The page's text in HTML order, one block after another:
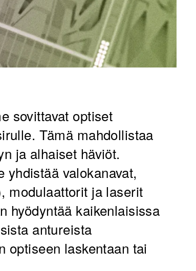
sovittavat optiset
Tämä mahdollistaa
ja alhaiset häviöt.
yhdistää valokanavat,
modulaattorit ja laserit
hyödyntää kaikenlaisissa
antureista
optiseen laskentaan tai